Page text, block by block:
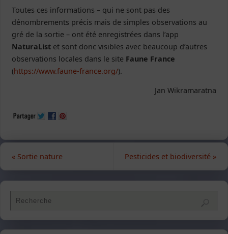
Toutes ces informations – qui ne sont pas des
dénombrements précis mais de simples observations au
gré de la sortie – ont été enregistrées dans l’app
NaturaListet sont donc visibles avec beaucoup d’autres
observations locales dans le site Faune France
(https://www.faune-france.org/).
Jan Wikramaratna
«Sortie nature Pesticides et biodiversité »